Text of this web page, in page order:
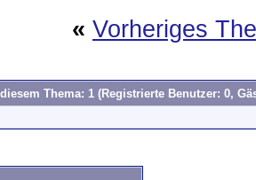
« Vorheriges
Thema: 1 (Registrierte Benutzer: 0,